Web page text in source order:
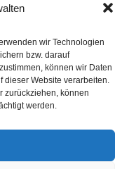
wir Technologien
bzw. darauf
können wir Daten
dieser Website verarbeiten.
zurückziehen, können
werden.
Cookies zu
Inhalt zu